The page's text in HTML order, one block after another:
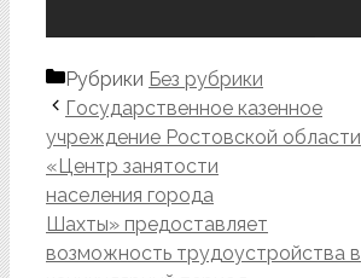
Рубрики Без рубрики
Государственное казенное
учреждение Ростовской области
«Центр занятости
населения города
Шахты» предоставляет
возможность трудоустройства в